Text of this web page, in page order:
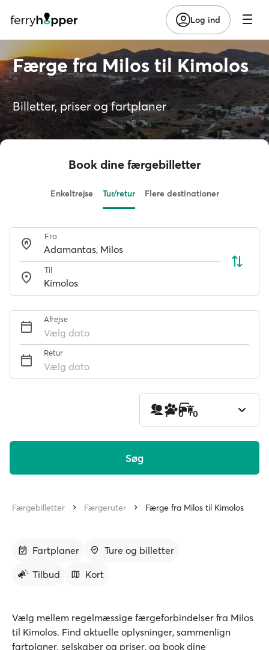
Log ind
Færge fra Milos til Kimolos
Billetter, priser og fartplaner
Book dine færgebilletter
Enkeltrejse Tur/retur Flere destinationer
Fra
Til
Afrejse
Vælg dato
Retur
Vælg dato
1 0 0
Søg
Færgebilletter Færgeruter Færge fra Milos til Kimolos
Fartplaner
Ture og billetter
Tilbud
Kort
Vælg mellem regelmæssige færgeforbindelser fra Milos
til Kimolos. Find aktuelle oplysninger, sammenlign
fartplaner, selskaber og priser, og book dine